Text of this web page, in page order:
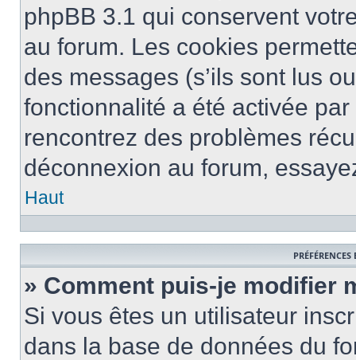
phpBB 3.1 qui conservent
au forum. Les cookies
des messages (s’ils sont lus
fonctionnalité a été activée
rencontrez des problèmes
déconnexion au forum,
Haut
» Comment puis-je modifier
Si vous êtes un utilisateur
dans la base de données du